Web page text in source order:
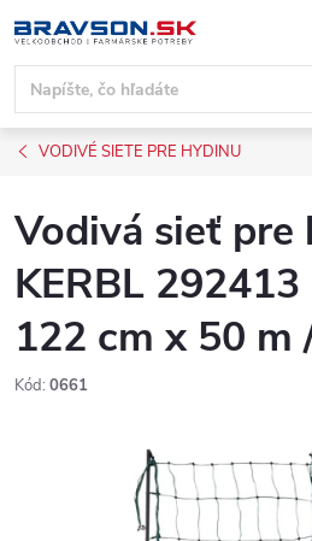
na
obsah
VODIVÉ SIETE PRE HYDINU
Vodivá sieť pre
KERBL 292413
122 cm x 50 m
Kód: 0661